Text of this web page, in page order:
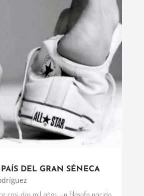
DEL GRAN SÉNECA